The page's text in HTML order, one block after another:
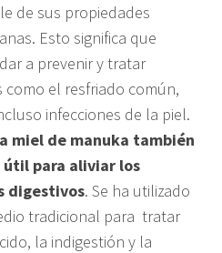
de sus propiedades
Esto significa que
a prevenir y tratar
como el resfriado común,
infecciones de la piel.
miel de manuka también
útil para aliviar los
digestivos. Se ha utilizado
tradicional para tratar
la indigestión y la